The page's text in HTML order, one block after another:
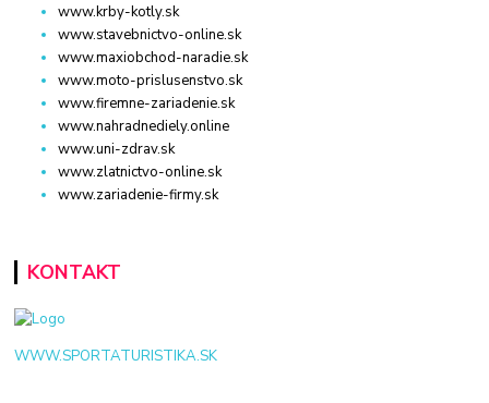
www.krby-kotly.sk
www.stavebnictvo-online.sk
www.maxiobchod-naradie.sk
www.moto-prislusenstvo.sk
www.firemne-zariadenie.sk
www.nahradnediely.online
www.uni-zdrav.sk
www.zlatnictvo-online.sk
www.zariadenie-firmy.sk
KONTAKT
WWW.SPORTATURISTIKA.SK